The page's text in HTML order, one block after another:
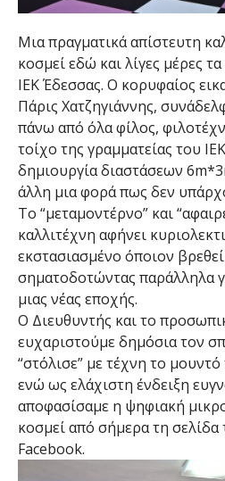
Μια πραγματικά απίστευτη
κοσμεί εδώ και λίγες μέρες
ΙΕΚ Έδεσσας. Ο κορυφαίος
Πάρις Χατζηγιάννης,
πάνω από όλα φίλος,
τοίχο της γραμματείας του
δημιουργία διαστάσεων
άλλη μια φορά πως δεν
Το “μεταμοντέρνο” και
καλλιτέχνη αφήνει
εκστασιασμένο όποιον
σηματοδοτώντας παράλληλα
μιας νέας εποχής.
Ο Διευθυντής και το
ευχαριστούμε δημόσια τον
“στόλισε” με τέχνη το
ενώ ως ελάχιστη ένδειξη
αποφασίσαμε η ψηφιακή
κοσμεί από σήμερα τη σελίδα
Facebook.